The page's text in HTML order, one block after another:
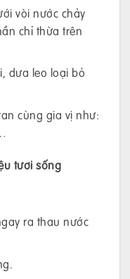
vòi nước chảy
chỉ thừa trên
dưa leo loại bỏ
cùng gia vị như:
tươi sống
ra thau nước